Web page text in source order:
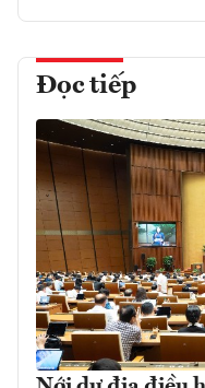
Đọc tiếp